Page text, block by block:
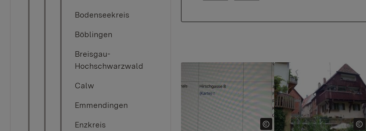
Bodenseekreis
Böblingen
Breisgau-
Hochschwarzwald
Calw
Emmendingen
Enzkreis
Show larger version for:Show larger version